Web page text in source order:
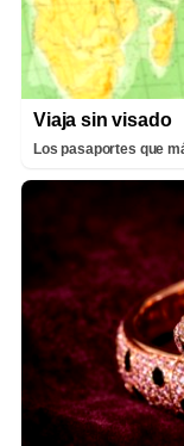
Viaja sin visado
Los pasaportes que